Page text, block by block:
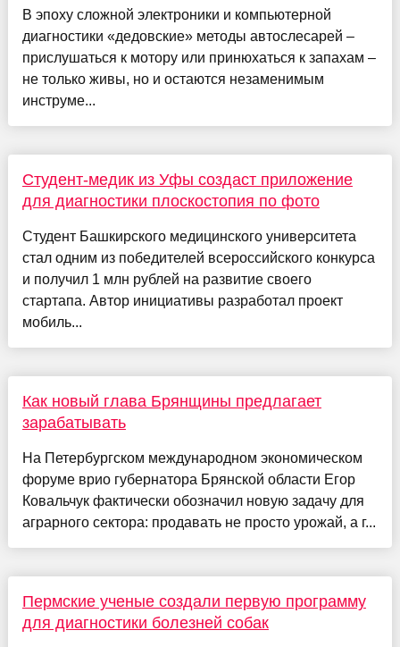
В эпоху сложной электроники и компьютерной
диагностики «дедовские» методы автослесарей –
прислушаться к мотору или принюхаться к запахам –
не только живы, но и остаются незаменимым
инструме...
Студент-медик из Уфы создаст приложение
для диагностики плоскостопия по фото
Студент Башкирского медицинского университета
стал одним из победителей всероссийского конкурса
и получил 1 млн рублей на развитие своего
стартапа. Автор инициативы разработал проект
мобиль...
Как новый глава Брянщины предлагает
зарабатывать
На Петербургском международном экономическом
форуме врио губернатора Брянской области Егор
Ковальчук фактически обозначил новую задачу для
аграрного сектора: продавать не просто урожай, а г...
Пермские ученые создали первую программу
для диагностики болезней собак